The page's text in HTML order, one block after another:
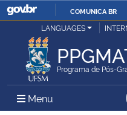
COMUNICA BR
Ministério da Justiça e Segurança
Ministério da Defesa
LANGUAGES
Programa de Pós-
Menu Menu